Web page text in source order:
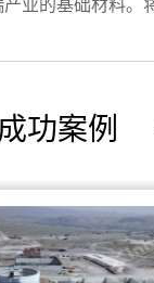
一套专业的石英
，为您全面解析
功案例